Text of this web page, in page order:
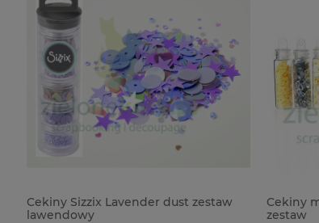
Cekiny Sizzix Lavender dust zestaw
lawendowy
Cekiny
zestaw